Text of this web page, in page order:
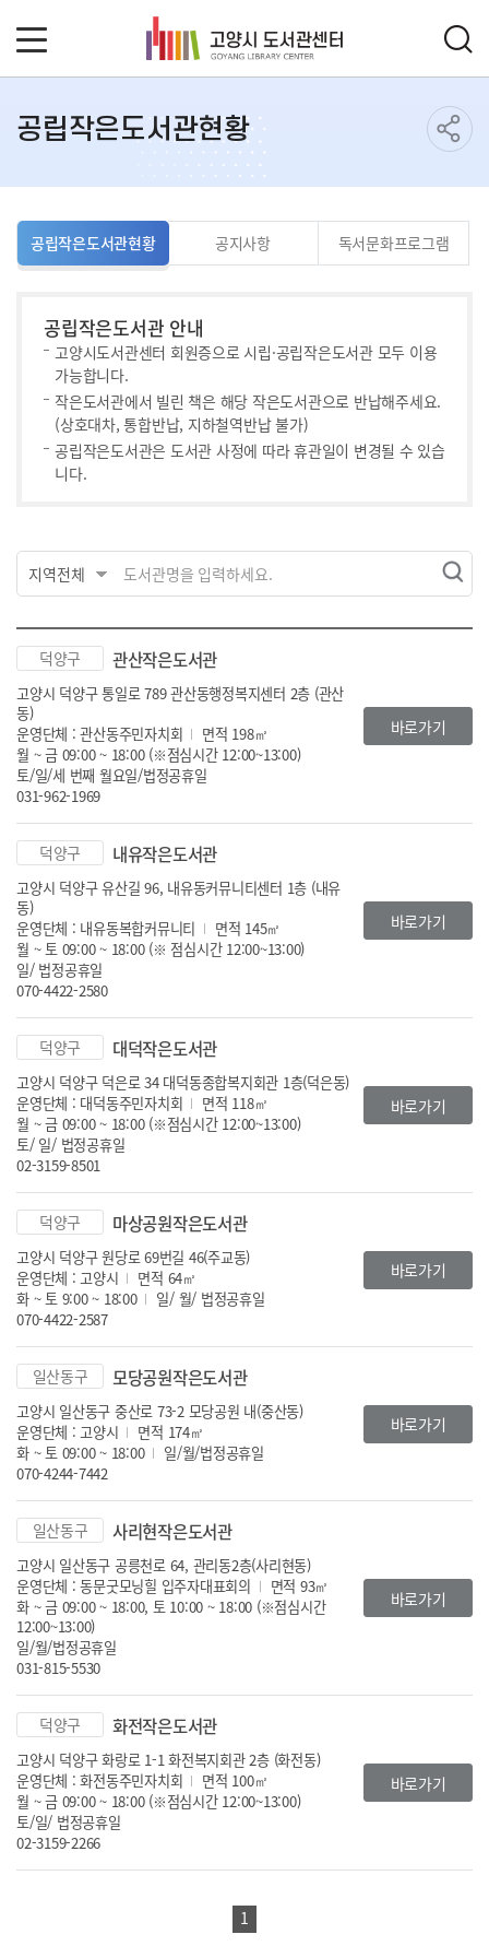
공립작은도서관현황
공립작은도서관현황 공지사항 독서문화프로그램
공립작은도서관 안내
고양시도서관센터 회원증으로 시립·공립작은도서관 모두 이용
가능합니다.
작은도서관에서 빌린 책은 해당 작은도서관으로 반납해주세요.
(상호대차, 통합반납, 지하철역반납 불가)
공립작은도서관은 도서관 사정에 따라 휴관일이 변경될 수 있습
니다.
덕양구 관산작은도서관
고양시 덕양구 통일로 789 관산동행정복지센터 2층 (관산
동)
운영단체 : 관산동주민자치회
면적 198㎡
월 ~ 금 09:00 ~ 18:00 (※점심시간 12:00~13:00)
토/일/세 번째 월요일/법정공휴일
031-962-1969
바로가기
덕양구 내유작은도서관
고양시 덕양구 유산길 96, 내유동커뮤니티센터 1층 (내유
동)
운영단체 : 내유동복합커뮤니티
면적 145㎡
월 ~ 토 09:00 ~ 18:00 (※ 점심시간 12:00~13:00)
일/ 법정공휴일
070-4422-2580
바로가기
덕양구 대덕작은도서관
고양시 덕양구 덕은로 34 대덕동종합복지회관 1층(덕은동)
운영단체 : 대덕동주민자치회
면적 118㎡
월 ~ 금 09:00 ~ 18:00 (※점심시간 12:00~13:00)
토/ 일/ 법정공휴일
02-3159-8501
바로가기
덕양구 마상공원작은도서관
고양시 덕양구 원당로 69번길 46(주교동)
운영단체 : 고양시
면적 64㎡
화 ~ 토 9:00 ~ 18:00
일/ 월/ 법정공휴일
070-4422-2587
바로가기
일산동구 모당공원작은도서관
고양시 일산동구 중산로 73-2 모당공원 내(중산동)
운영단체 : 고양시
면적 174㎡
화 ~ 토 09:00 ~ 18:00
일/월/법정공휴일
070-4244-7442
바로가기
일산동구 사리현작은도서관
고양시 일산동구 공릉천로 64, 관리동2층(사리현동)
운영단체 : 동문굿모닝힐 입주자대표회의
면적 93㎡
화 ~ 금 09:00 ~ 18:00, 토 10:00 ~ 18:00 (※점심시간
12:00~13:00)
일/월/법정공휴일
031-815-5530
바로가기
덕양구 화전작은도서관
고양시 덕양구 화랑로 1-1 화전복지회관 2층 (화전동)
운영단체 : 화전동주민자치회
면적 100㎡
월 ~ 금 09:00 ~ 18:00 (※점심시간 12:00~13:00)
토/일/ 법정공휴일
02-3159-2266
바로가기
1